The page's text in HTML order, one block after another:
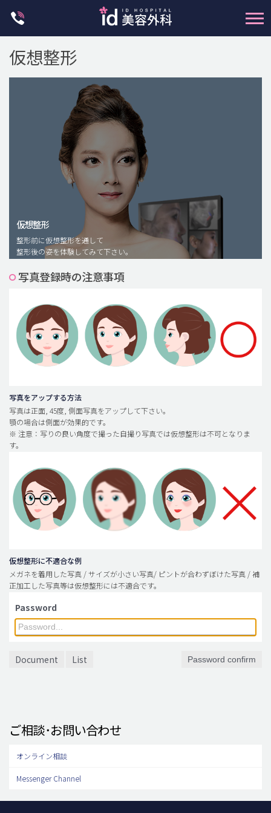
脂肪注入(アンチエイジング)
豊胸手術・バストアップ
プチ整形
メンズ整形
idリアルストーリー
idニュース
安全整形
料金一覧
ご相談のお問い合わせ
仮想整形
仮想整形
整形前に仮想整形を通して
整形後の姿を体験してみて下さい。
写真登録時の注意事項
写真をアップする方法
写真は正面, 45度, 側面写真をアップして下さい。
顎の場合は側面が効果的です。
※ 注意：写りの良い角度で撮った自撮り写真では仮想整形は不可となりま
す。
仮想整形に不適合な例
メガネを着用した写真 / サイズが小さい写真/ ピントが合わずぼけた写真 / 補
正加工した写真等は仮想整形には不適合です。
Password
Document List Password confirm
ご相談･お問い合わせ
オンライン相談
Messenger Channel